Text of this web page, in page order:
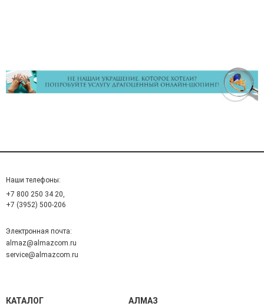
Наши телефоны:
+7 800 250 34 20,
+7 (3952) 500-206
Электронная почта:
almaz@almazcom.ru
service@almazcom.ru
КАТАЛОГ АЛМАЗ